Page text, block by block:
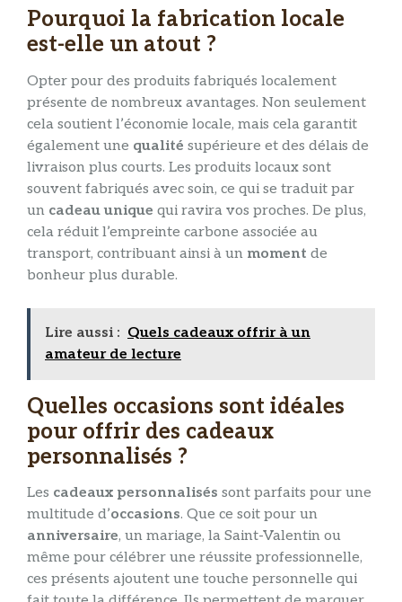
Pourquoi la fabrication locale
est-elle un atout ?
Opter pour des produits fabriqués localement
présente de nombreux avantages. Non seulement
cela soutient l’économie locale, mais cela garantit
également une qualité supérieure et des délais de
livraison plus courts. Les produits locaux sont
souvent fabriqués avec soin, ce qui se traduit par
un cadeau unique qui ravira vos proches. De plus,
cela réduit l’empreinte carbone associée au
transport, contribuant ainsi à un moment de
bonheur plus durable.
Lire aussi : Quels cadeaux offrir à un
amateur de lecture
Quelles occasions sont idéales
pour offrir des cadeaux
personnalisés ?
Les cadeaux personnalisés sont parfaits pour une
multitude d’occasions. Que ce soit pour un
anniversaire, un mariage, la Saint-Valentin ou
même pour célébrer une réussite professionnelle,
ces présents ajoutent une touche personnelle qui